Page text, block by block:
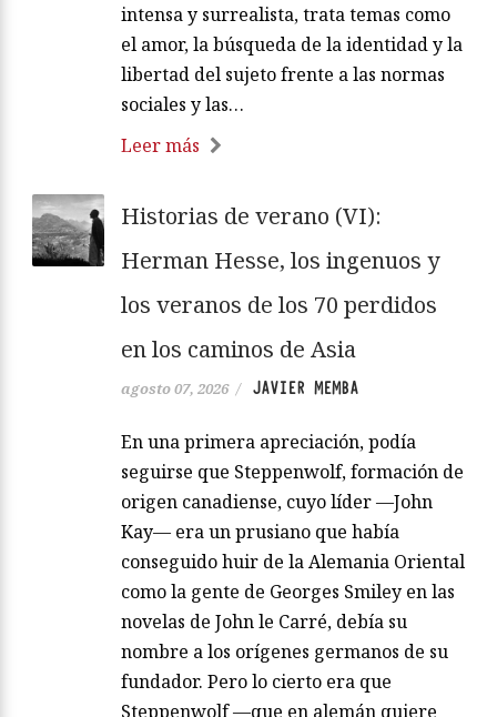
intensa y surrealista, trata temas como
el amor, la búsqueda de la identidad y la
libertad del sujeto frente a las normas
sociales y las…
Leer más
Historias de verano (VI):
Herman Hesse, los ingenuos y
los veranos de los 70 perdidos
en los caminos de Asia
agosto 07, 2026 / JAVIER MEMBA
En una primera apreciación, podía
seguirse que Steppenwolf, formación de
origen canadiense, cuyo líder —John
Kay— era un prusiano que había
conseguido huir de la Alemania Oriental
como la gente de Georges Smiley en las
novelas de John le Carré, debía su
nombre a los orígenes germanos de su
fundador. Pero lo cierto era que
Steppenwolf —que en alemán quiere